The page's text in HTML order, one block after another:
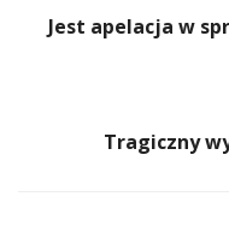
Jest apelacja w
Tragiczny